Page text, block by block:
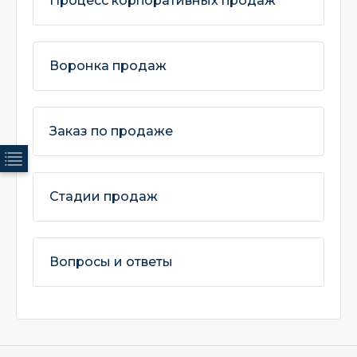
Воронка продаж
Заказ по продаже
Стадии продаж
Вопросы и ответы